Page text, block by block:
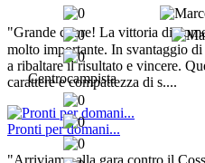
"Grande cuore! La vittoria di
molto importante. In svantaggio
a ribaltare il risultato e vincere.
carattere e compattezza di s....
Pronti per domani...
"Arriviamo alla gara contro il
Centrocampista